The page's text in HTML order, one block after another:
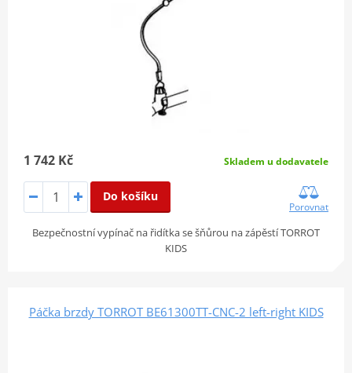
1 742 Kč Skladem u dodavatele
Do košíku
Porovnat
Bezpečnostní vypínač na řidítka se šňůrou na zápěstí TORROT
KIDS
Páčka brzdy TORROT BE61300TT-CNC-2 left-right KIDS